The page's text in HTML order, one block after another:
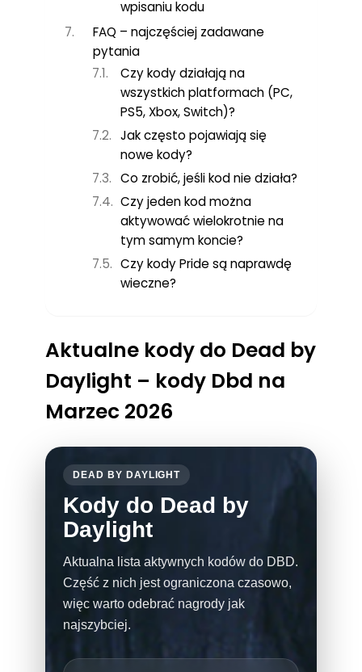
wpisaniu kodu
FAQ – najczęściej zadawane
pytania
Czy kody działają na
wszystkich platformach (PC,
PS5, Xbox, Switch)?
Jak często pojawiają się
nowe kody?
Co zrobić, jeśli kod nie działa?
Czy jeden kod można
aktywować wielokrotnie na
tym samym koncie?
Czy kody Pride są naprawdę
wieczne?
Aktualne kody do Dead by
Daylight – kody Dbd na
Marzec 2026
DEAD BY DAYLIGHT
Kody do Dead by
Daylight
Aktualna lista aktywnych kodów do DBD.
Część z nich jest ograniczona czasowo,
więc warto odebrać nagrody jak
najszybciej.